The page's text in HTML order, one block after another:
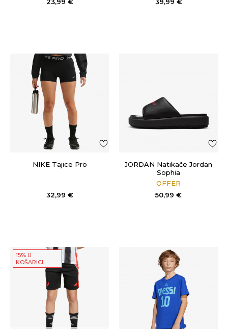
NIKE Tajice Pro
32,99 €
JORDAN Natikače Jordan
Sophia
OFFER
50,99 €
15% U
KOŠARICI